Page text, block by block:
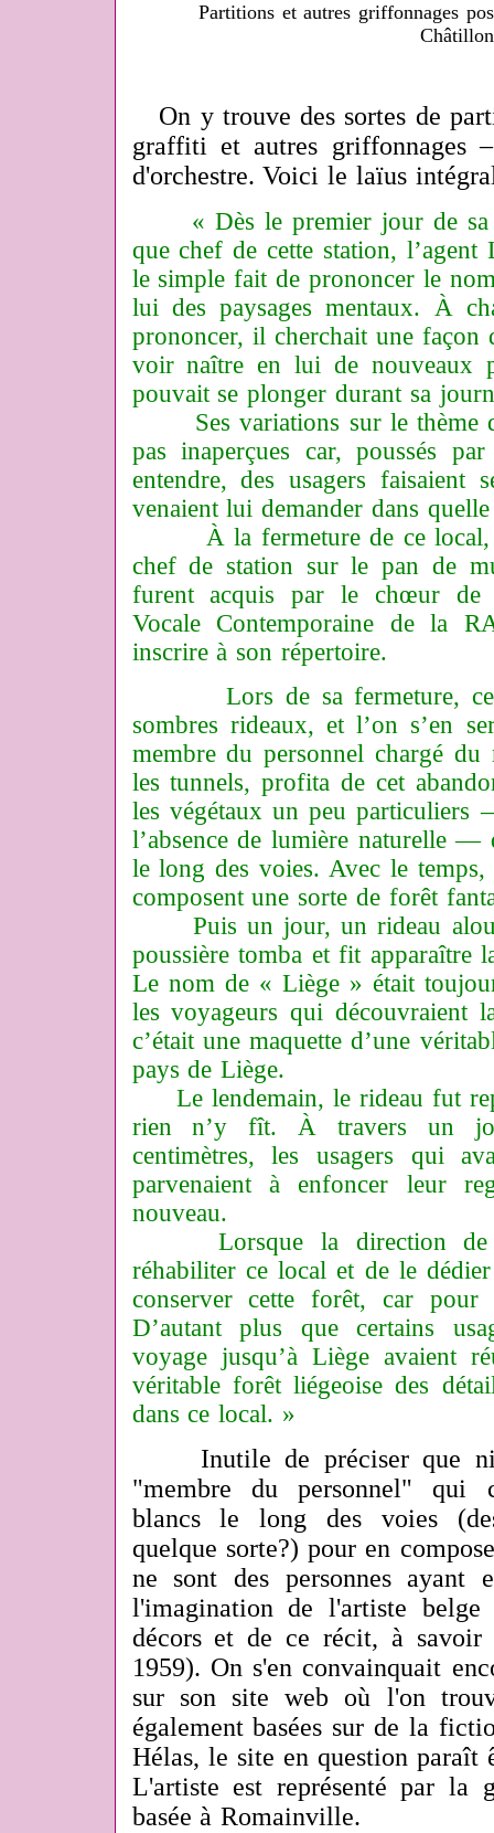
Partitions et autres griffonnages
On y trouve des sortes de
graffiti et autres griffonnages
d'orchestre. Voici le laïus
« Dès le premier jour de
que chef de cette station,
le simple fait de prononcer le
lui des paysages mentaux. À
prononcer, il cherchait une
voir naître en lui de nouveaux
pouvait se plonger durant sa
Ses variations sur le thème
pas inaperçues car, poussés
entendre, des usagers faisaient
venaient lui demander dans
À la fermeture de ce local,
chef de station sur le pan de
furent acquis par le chœur de
Vocale Contemporaine de la
inscrire à son répertoire.
Lors de sa fermeture, ce
sombres rideaux, et l’on s’en
membre du personnel chargé du
les tunnels, profita de cet
les végétaux un peu particuliers
l’absence de lumière naturelle —
le long des voies. Avec le
composent une sorte de forêt
Puis un jour, un rideau
poussière tomba et fit apparaître
Le nom de « Liège » était
les voyageurs qui découvraient
c’était une maquette d’une
pays de Liège.
Le lendemain, le rideau fut
rien n’y fît. À travers un
centimètres, les usagers qui
parvenaient à enfoncer leur
nouveau.
Lorsque la direction de
réhabiliter ce local et de le
conserver cette forêt, car pour
D’autant plus que certains
voyage jusqu’à Liège avaient
véritable forêt liégeoise des
dans ce local. »
Inutile de préciser que ni
"membre du personnel" qui
blancs le long des voies
quelque sorte?) pour en
ne sont des personnes ayant
l'imagination de l'artiste
décors et de ce récit, à
1959). On s'en convainquait
sur son site web où l'on
également basées sur de la
Hélas, le site en question paraît
L'artiste est représenté par la
basée à Romainville.